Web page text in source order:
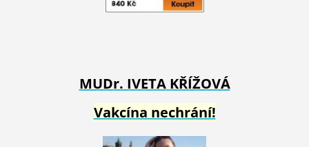
MUDr. IVETA KŘÍŽOVÁ
Vakcína nechrání!